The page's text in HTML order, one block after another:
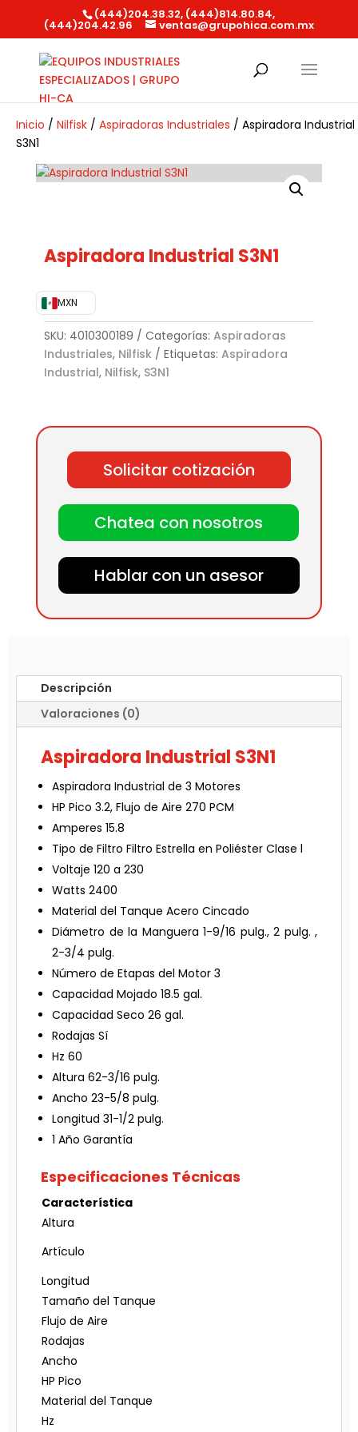
(444)204.38.32, (444)814.80.84,
(444)204.42.96 ventas@grupohica.com.mx
Inicio / Nilfisk / Aspiradoras Industriales / Aspiradora Industrial
S3N1
Aspiradora Industrial S3N1
MXN
SKU: 4010300189 Categorías: Aspiradoras
Industriales, Nilfisk Etiquetas: Aspiradora
Industrial, Nilfisk, S3N1
Solicitar cotización
Chatea con nosotros
Hablar con un asesor
Descripción
Valoraciones (0)
Aspiradora Industrial S3N1
Aspiradora Industrial de 3 Motores
HP Pico 3.2, Flujo de Aire 270 PCM
Amperes 15.8
Tipo de Filtro Filtro Estrella en Poliéster Clase l
Voltaje 120 a 230
Watts 2400
Material del Tanque Acero Cincado
Diámetro de la Manguera 1-9/16 pulg., 2 pulg. ,
2-3/4 pulg.
Número de Etapas del Motor 3
Capacidad Mojado 18.5 gal.
Capacidad Seco 26 gal.
Rodajas Sí
Hz 60
Altura 62-3/16 pulg.
Ancho 23-5/8 pulg.
Longitud 31-1/2 pulg.
1 Año Garantía
Especificaciones Técnicas
Característica
Altura
Artículo
Longitud
Tamaño del Tanque
Flujo de Aire
Rodajas
Ancho
HP Pico
Material del Tanque
Hz